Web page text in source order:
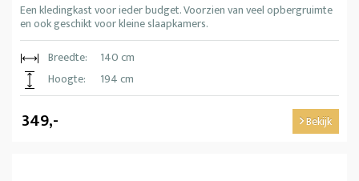
Een kledingkast voor ieder budget. Voorzien van veel opbergruimte
en ook geschikt voor kleine slaapkamers.
Breedte:
140 cm
Hoogte:
194 cm
349,- Bekijk